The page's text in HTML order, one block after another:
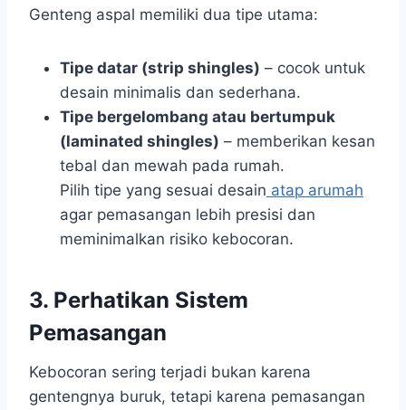
Genteng aspal memiliki dua tipe utama:
Tipe datar (strip shingles) – cocok untuk
desain minimalis dan sederhana.
Tipe bergelombang atau bertumpuk
(laminated shingles) – memberikan kesan
tebal dan mewah pada rumah.
Pilih tipe yang sesuai desain atap arumah
agar pemasangan lebih presisi dan
meminimalkan risiko kebocoran.
3. Perhatikan Sistem
Pemasangan
Kebocoran sering terjadi bukan karena
gentengnya buruk, tetapi karena pemasangan